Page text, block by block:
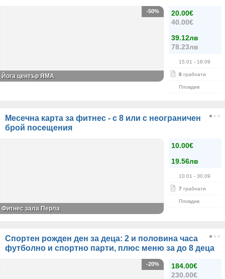
20.00€
40.00€
39.12лв
78.23лв
15.01 - 18.09
8 грабнати
Пловдив
-50%
Йога център ЯМА
Месечна карта за фитнес - с 8 или с неограничен
брой посещения
10.00€
19.56лв
10.01 - 30.09
7 грабнати
Пловдив
Фитнес зала Перла
Спортен рожден ден за деца: 2 и половина часа
футболно и спортно парти, плюс меню за до 8 деца
184.00€
230.00€
-20%